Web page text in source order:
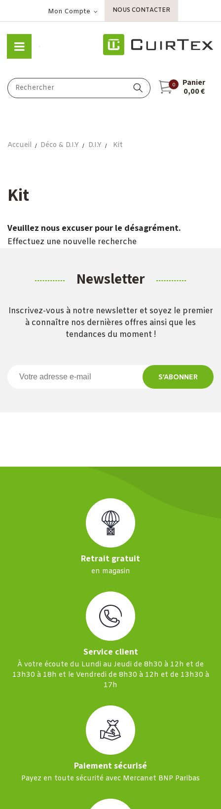
Mon Compte NOUS CONTACTER
0
Panier
0,00 €
Accueil Déco & D.I.Y D.I.Y Kit
Kit
Veuillez nous excuser pour le désagrément.
Effectuez une nouvelle recherche
Newsletter
Inscrivez-vous à notre newsletter et soyez le premier
à connaître nos dernières offres ainsi que les
tendances du moment !
S’ABONNER
Retrait gratuit
en magasin
Service client
À votre écoute du Lundi au Jeudi de 8h30 à 12h et de
13h30 à 18h et le Vendredi de 8h30 à 12h et de 13h30 à
17h
Paiement sécurisé
Payez en toute sécurité avec Mercanet BNP Paribas